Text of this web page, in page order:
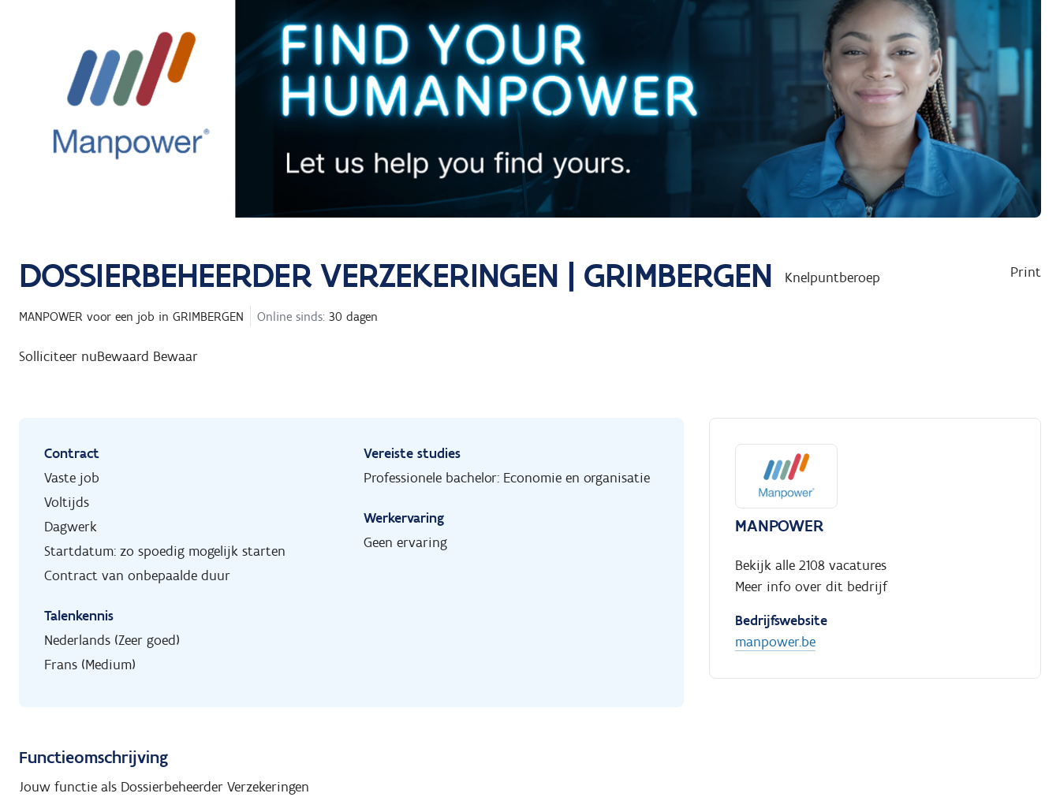
DOSSIERBEHEERDER VERZEKERINGEN | GRIMBERGEN Knelpuntberoep Print
MANPOWER voor een job in GRIMBERGEN Online sinds: 30 dagen
Solliciteer nuBewaard Bewaar
Contract
Vaste job
Voltijds
Dagwerk
Startdatum: zo spoedig mogelijk starten
Contract van onbepaalde duur
Talenkennis
Nederlands (Zeer goed)
Frans (Medium)
Vereiste studies
Professionele bachelor: Economie en organisatie
Werkervaring
Geen ervaring
Functieomschrijving
Jouw functie als Dossierbeheerder Verzekeringen
MANPOWER
Bekijk alle 2108 vacatures
Meer info over dit bedrijf
Bedrijfswebsite
manpower.be